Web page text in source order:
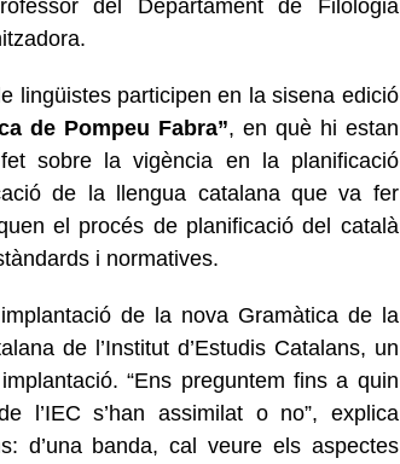
del Departament de Filologia
lingüistes participen en la sisena edició
de Pompeu Fabra”, en què hi estan
sobre la vigència en la planificació
de la llengua catalana que va fer
el procés de planificació del català
i normatives.
de la nova Gramàtica de la
de l’Institut d’Estudis Catalans, un
“Ens preguntem fins a quin
l’IEC s’han assimilat o no”, explica
d’una banda, cal veure els aspectes